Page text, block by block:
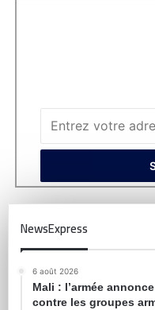
NewsExpress
6 août 2026
Mali : l’armée
contre les groupes